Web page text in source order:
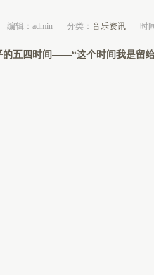
编辑：admin 分类： 音乐资讯 时
五四时间——“这个时间我是留给